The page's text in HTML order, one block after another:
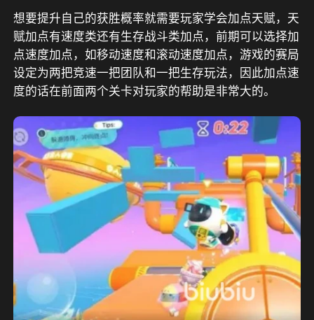
想要提升自己的获胜概率就需要玩家学会加点天赋，天
赋加点有速度类还有生存战斗类加点，前期可以选择加
点速度加点，如移动速度和滚动速度加点，游戏的赛局
设定为两把竞速一把团队和一把生存玩法，因此加点速
度的话在前面两个关卡对玩家的帮助是非常大的。